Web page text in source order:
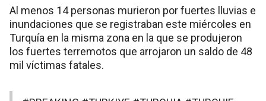
Al menos 14 personas murieron por fuertes lluvias e
inundaciones que se registraban este miércoles en
Turquía en la misma zona en la que se produjeron
los fuertes terremotos que arrojaron un saldo de 48
mil víctimas fatales.